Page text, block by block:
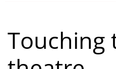
Touching